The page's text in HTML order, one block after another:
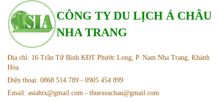
CÔNG TY DU LỊCH Á CHÂU
NHA TRANG
Địa chỉ: 16 Trần Tử Bình KĐT Phước Long, P. Nam Nha Trang, Khánh
Hòa
Điện thoại: 0868 514 789 - 0905 454 899
Email: asiahtx@gmail.com - thuexeachau@gmail.com